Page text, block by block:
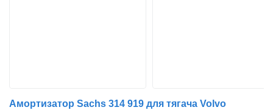
Амортизатор Sachs 314 919 для тягача Volvo